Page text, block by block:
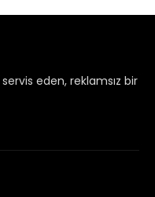
servis eden, reklamsız bir